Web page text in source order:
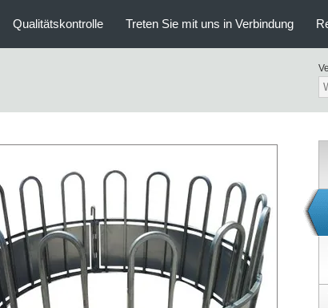
Qualitätskontrolle Treten Sie mit uns in Verbindung